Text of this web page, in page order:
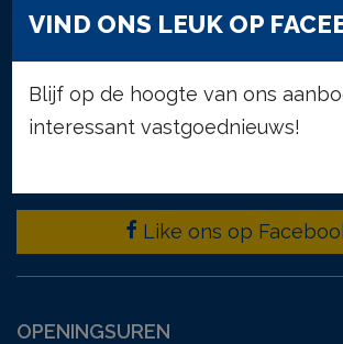
Duinkerkelaan 50
8660 De Panne
058/41.11.11
info@immodepanne.be
Like ons op
OPENINGSUREN
VIND ONS LEUK OP
Blijf op de hoogte van ons
interessant vastgoednieuws!